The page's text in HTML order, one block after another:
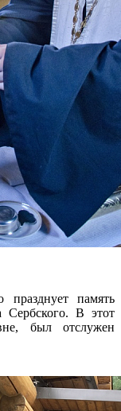
празднует память
Сербского. В этот
был отслужен